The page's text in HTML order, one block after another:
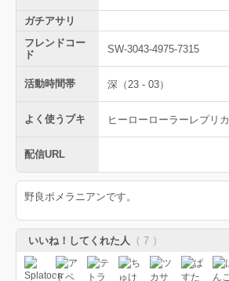
ガチアサリ
フレンドコー
ド
SW-3043-4975-7315
活動時間帯 深（23 - 03）
よく使うブキ ヒーローローラーレプリカ
配信URL
野良ポメラニアンです。
いいね！してくれた人 （ 7 ）